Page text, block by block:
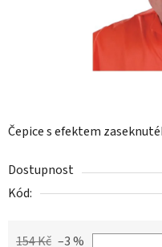
Čepice s efektem
Dostupnost
Kód:
154 Kč –3 %